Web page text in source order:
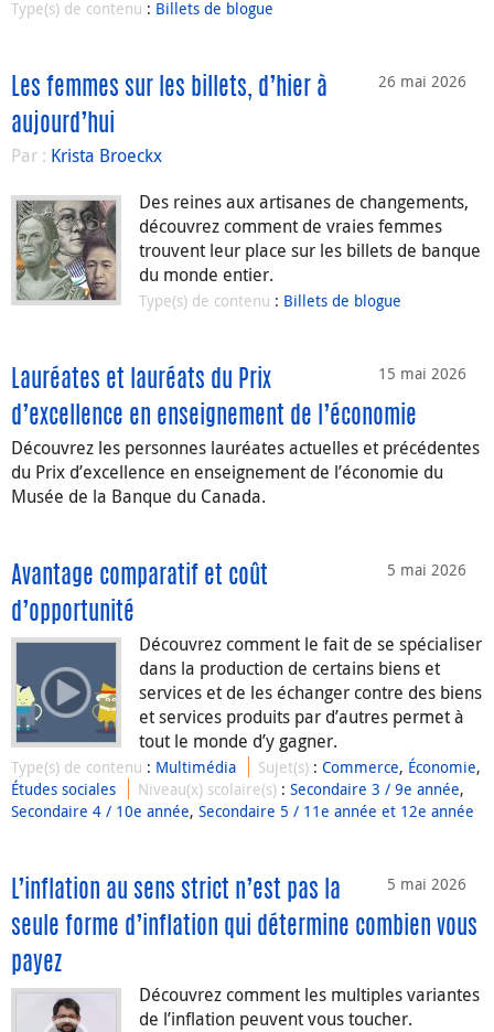
Type(s) de contenu : Billets de blogue
26 mai 2026
Les femmes sur les billets, d’hier à
aujourd’hui
Par : Krista Broeckx
Des reines aux artisanes de changements,
découvrez comment de vraies femmes
trouvent leur place sur les billets de banque
du monde entier.
Type(s) de contenu : Billets de blogue
15 mai 2026
Lauréates et lauréats du Prix
d’excellence en enseignement de l’économie
Découvrez les personnes lauréates actuelles et précédentes
du Prix d’excellence en enseignement de l’économie du
Musée de la Banque du Canada.
5 mai 2026
Avantage comparatif et coût
d’opportunité
Découvrez comment le fait de se spécialiser
dans la production de certains biens et
services et de les échanger contre des biens
et services produits par d’autres permet à
tout le monde d’y gagner.
Type(s) de contenu : Multimédia Sujet(s) :Commerce, Économie,
Études sociales
Niveau(x) scolaire(s) :Secondaire 3 / 9e année,
Secondaire 4 / 10e année, Secondaire 5 / 11e année et 12e année
5 mai 2026
L’inflation au sens strict n’est pas la
seule forme d’inflation qui détermine combien vous
payez
Découvrez comment les multiples variantes
de l’inflation peuvent vous toucher.